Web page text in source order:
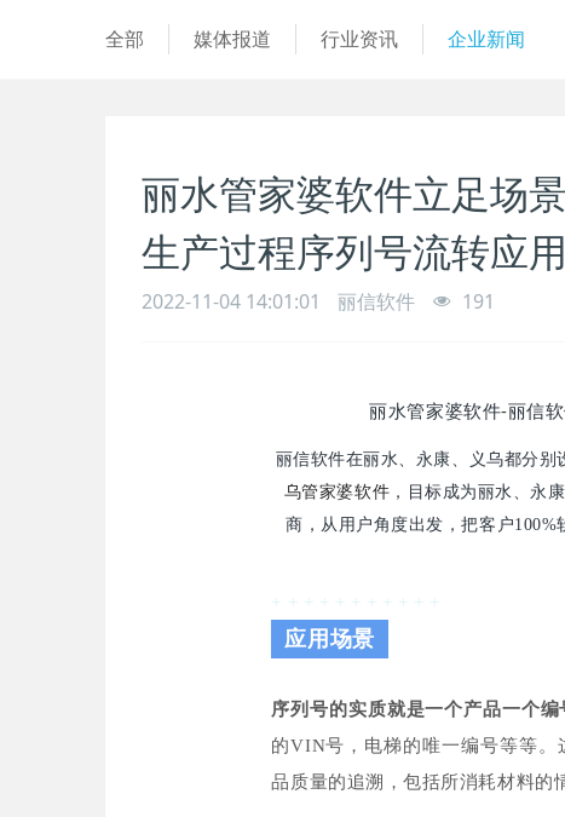
全部 媒体报道 行业资讯 企业新闻
丽水管家婆软件立足场
生产过程序列号流转应
2022-11-04 14:01:01 丽信软件 191
丽水管家婆软件-丽信
丽信软件在丽水、永康、义乌都分别
乌管家婆软件 ，目标成为丽水、永
商，从用户角度出发，把客户
+ + + + + + + + + + +
应用场景
序列号的实质就是一个产品一个编
的VIN号，电梯的唯一编号等等
品质量的追溯，包括所消耗材料的